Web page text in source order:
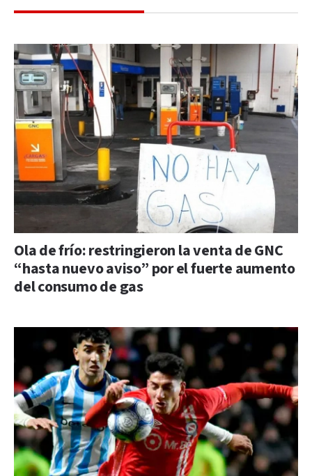
Ola de frío: restringieron la venta de GNC
“hasta nuevo aviso” por el fuerte aumento
del consumo de gas